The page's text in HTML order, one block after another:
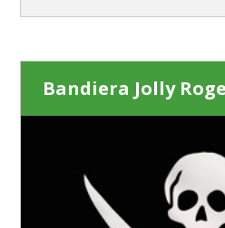
Bandiera Jolly